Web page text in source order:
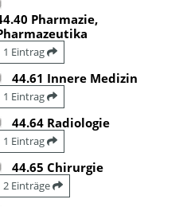
Pharmazie,
1 Eintrag
44.61 Innere Medizin
1 Eintrag
44.64 Radiologie
1 Eintrag
44.65 Chirurgie
2 Einträge